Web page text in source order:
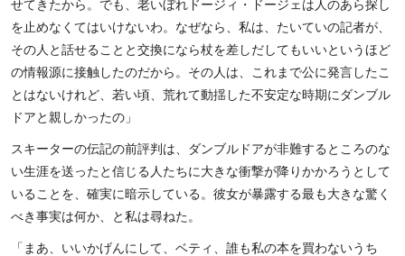
せてきたから。でも、老いぼれドージィ・ドージェは人のあら探し
を止めなくてはいけないわ。なぜなら、私は、たいていの記者が、
その人と話せることと交換になら杖を差しだしてもいいというほど
の情報源に接触したのだから。その人は、これまで公に発言したこ
とはないけれど、若い頃、荒れて動揺した不安定な時期にダンブル
ドアと親しかったの」
スキーターの伝記の前評判は、ダンブルドアが非難するところのな
い生涯を送ったと信じる人たちに大きな衝撃が降りかかろうとして
いることを、確実に暗示している。彼女が暴露する最も大きな驚く
べき事実は何か、と私は尋ねた。
「まあ、いいかげんにして、ベティ、誰も私の本を買わないうち